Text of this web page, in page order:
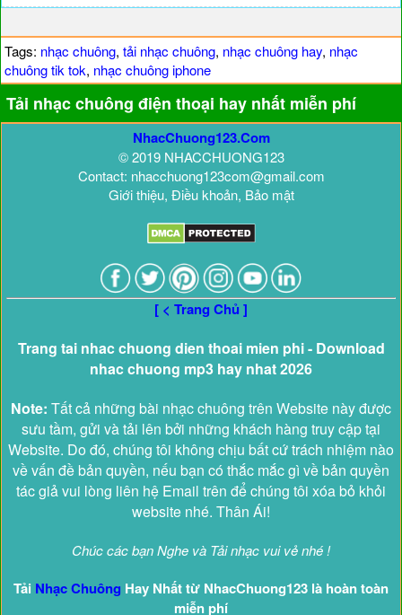
Tags: nhạc chuông, tải nhạc chuông, nhạc chuông hay, nhạc
chuông tik tok, nhạc chuông iphone
Tải nhạc chuông điện thoại hay nhất miễn phí
NhacChuong123.Com
© 2019 NHACCHUONG123
Contact: nhacchuong123com@gmail.com
Giới thiệu, Điều khoản, Bảo mật
[ < Trang Chủ ]
Trang tai nhac chuong dien thoai mien phi - Download
nhac chuong mp3 hay nhat 2026
Note: Tất cả những bài nhạc chuông trên Website này được
sưu tầm, gửi và tải lên bởi những khách hàng truy cập tại
Website. Do đó, chúng tôi không chịu bất cứ trách nhiệm nào
về vấn đề bản quyền, nếu bạn có thắc mắc gì về bản quyền
tác giả vui lòng liên hệ Email trên để chúng tôi xóa bỏ khỏi
website nhé. Thân Ái!
Chúc các bạn Nghe và Tải nhạc vui vẻ nhé !
Tải Nhạc Chuông Hay Nhất từ NhacChuong123 là hoàn toàn
miễn phí